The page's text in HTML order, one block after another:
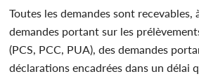
Toutes les demandes sont recevables,
demandes portant sur les
(PCS, PCC, PUA), des demandes
déclarations encadrées dans un délai